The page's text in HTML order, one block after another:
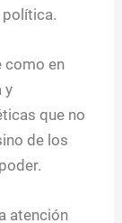
como en
y
que no
de los
atención